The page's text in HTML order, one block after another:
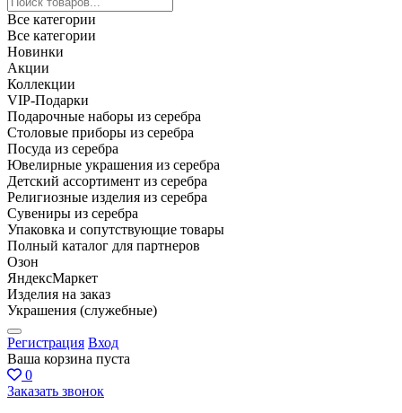
Все категории
Все категории
Новинки
Акции
Коллекции
VIP-Подарки
Подарочные наборы из серебра
Столовые приборы из серебра
Посуда из серебра
Ювелирные украшения из серебра
Детский ассортимент из серебра
Религиозные изделия из серебра
Сувениры из серебра
Упаковка и сопутствующие товары
Полный каталог для партнеров
Озон
ЯндексМаркет
Изделия на заказ
Украшения (служебные)
Регистрация Вход
Ваша корзина пуста
0
Заказать звонок